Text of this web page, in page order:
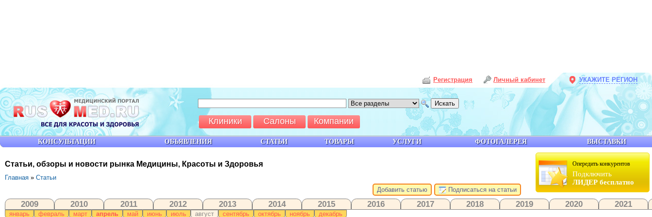
Опередить конкурентов
Подключить
ЛИДЕР бесплатно
Статьи, обзоры и новости рынка Медицины, Красоты и Здоровья
Главная » Статьи
Добавить статью
Подписаться на статьи
2009 2010 2011 2012 2013 2014 2015 2016 2017 2018 2019 2020 2021
январь февраль март апрель май июнь июль август сентябрь октябрь ноябрь декабрь
КОНСУЛЬТАЦИИ ОБЪЯВЛЕНИЯ СТАТЬИ ТОВАРЫ УСЛУГИ ФОТОГАЛЕРЕЯ ВЫСТАВКИ
Клиники Салоны Компании
Личный кабинет
Регистрация УКАЖИТЕ РЕГИОН